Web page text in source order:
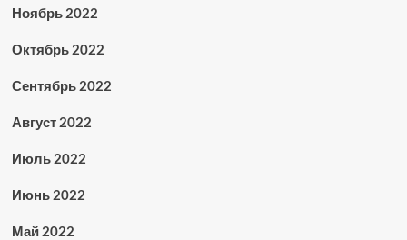
Ноябрь 2022
Октябрь 2022
Сентябрь 2022
Август 2022
Июль 2022
Июнь 2022
Май 2022